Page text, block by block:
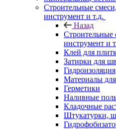
Строительные
инструмент и т.д.
Назад
Строительные
инструмент и
Клей для
Затирки для
Гидроизоляция
Материалы для
Герметики
Наливные
Кладочные
Штукатурки,